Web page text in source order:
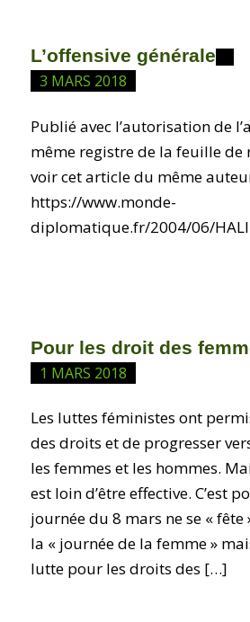
L’offensive générale
3 MARS 2018
Publié avec l’autorisation de
même registre de la feuille de
voir cet article du même
https://www.monde-
diplomatique.fr/2004/06/
Pour les droit des
1 MARS 2018
Les luttes féministes ont
des droits et de progresser
les femmes et les hommes.
est loin d’être effective. C’est
journée du 8 mars ne se « fête
la « journée de la femme »
lutte pour les droits des […]